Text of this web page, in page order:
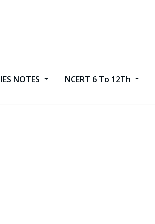
NOTES NCERT 6 To 12Th